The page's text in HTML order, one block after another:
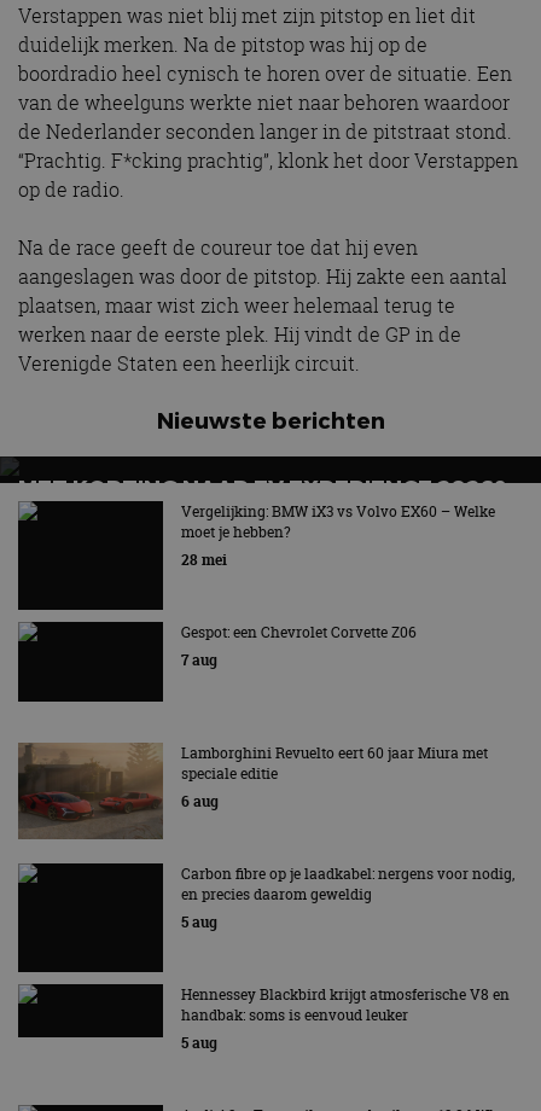
Verstappen was niet blij met zijn pitstop en liet dit
duidelijk merken. Na de pitstop was hij op de
boordradio heel cynisch te horen over de situatie. Een
van de wheelguns werkte niet naar behoren waardoor
de Nederlander seconden langer in de pitstraat stond.
“Prachtig. F*cking prachtig”, klonk het door Verstappen
op de radio.
Na de race geeft de coureur toe dat hij even
aangeslagen was door de pitstop. Hij zakte een aantal
plaatsen, maar wist zich weer helemaal terug te
werken naar de eerste plek. Hij vindt de GP in de
Verenigde Staten een heerlijk circuit.
Nieuwste berichten
MET KORTING NAAR EV EXPERIENCE 2026?
AUTORAI REGELT HET!
EV Experience 2026 van 24 tot 26 september
Vergelijking: BMW iX3 vs Volvo EX60 – Welke
moet je hebben?
28 mei
Gespot: een Chevrolet Corvette Z06
7 aug
Lamborghini Revuelto eert 60 jaar Miura met
speciale editie
6 aug
Carbon fibre op je laadkabel: nergens voor nodig,
en precies daarom geweldig
5 aug
Hennessey Blackbird krijgt atmosferische V8 en
handbak: soms is eenvoud leuker
5 aug